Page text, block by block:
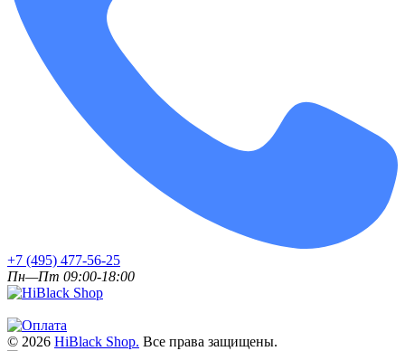
+7 (495) 477-56-25
Пн—Пт 09:00-18:00
© 2026 HiBlack Shop. Все права защищены.